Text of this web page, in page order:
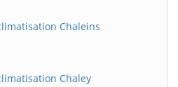
Chaleins
Chaley